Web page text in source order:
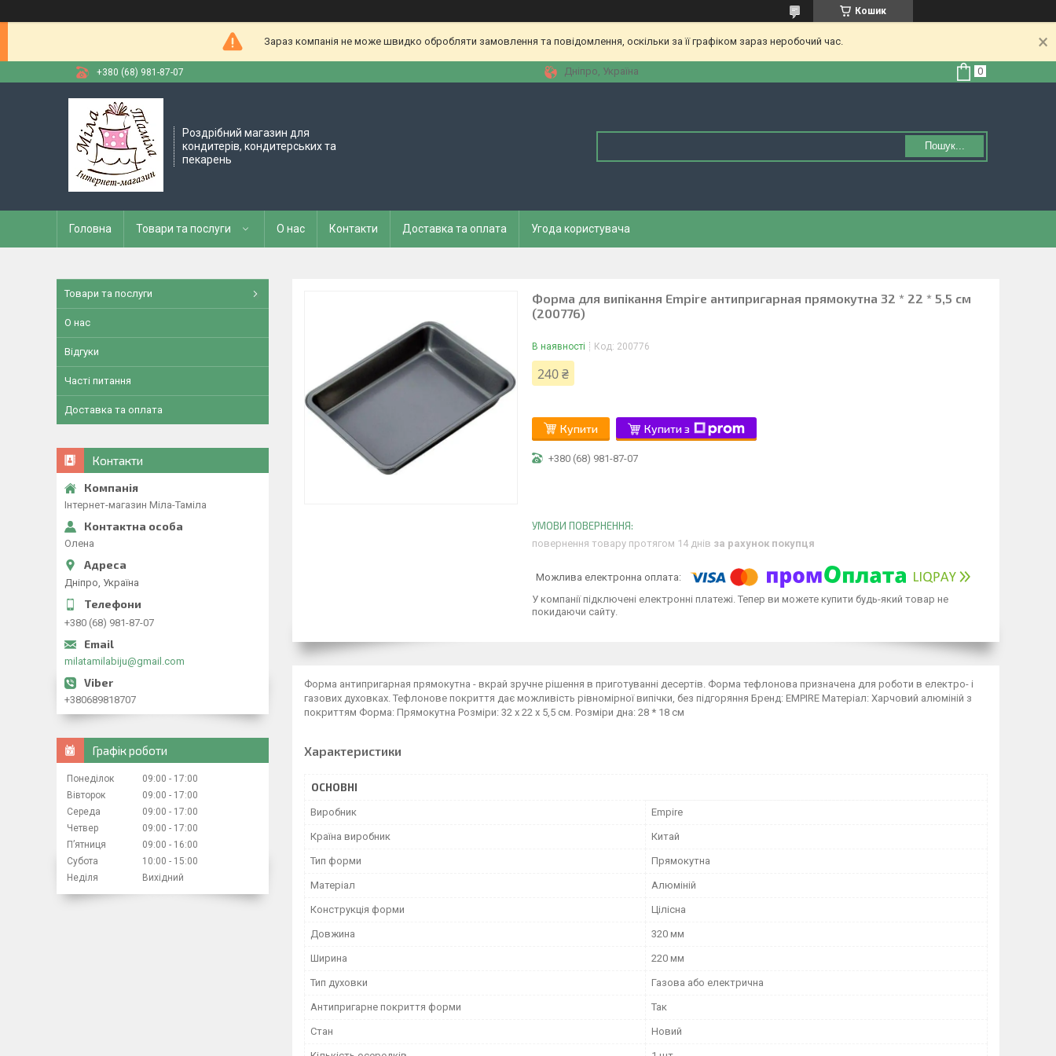
Кошик
Зараз компанія не може швидко обробляти замовлення та повідомлення, оскільки за її графіком зараз неробочий час.
+380 (68) 981-87-07 Дніпро, Україна
Роздрібний магазин для
кондитерів, кондитерських та
пекарень
Пошук...
Головна Товари та послуги О нас Контакти Доставка та оплата Угода користувача
Форма для випікання Empire антипригарная прямокутна 32 * 22 * 5,5 см
(200776)
В наявності Код: 200776
240 ₴
Купити Купити з
+380 (68) 981-87-07
повернення товару протягом 14 днів за рахунок покупця
У компанії підключені електронні платежі. Тепер ви можете купити будь-який товар не
покидаючи сайту.
Форма антипригарная прямокутна - вкрай зручне рішення в приготуванні десертів. Форма тефлонова призначена для роботи в електро- і
газових духовках. Тефлонове покриття дає можливість рівномірної випічки, без підгоряння Бренд: EMPIRE Матеріал: Харчовий алюміній з
покриттям Форма: Прямокутна Розміри: 32 х 22 х 5,5 см. Розміри дна: 28 * 18 см
Характеристики
ОСНОВНІ
Виробник Empire
Країна виробник Китай
Тип форми Прямокутна
Матеріал Алюміній
Конструкція форми Цілісна
Довжина 320 мм
Ширина 220 мм
Тип духовки Газова або електрична
Антипригарне покриття форми Так
Стан Новий
Товари та послуги
О нас
Відгуки
Часті питання
Доставка та оплата
Контакти
Інтернет-магазин Міла-Таміла
Олена
Дніпро, Україна
+380 (68) 981-87-07
milatamilabiju@gmail.com
+380689818707
Графік роботи
Понеділок 09:00
17:00
Вівторок
09:00
17:00
Середа
09:00
17:00
Четвер
09:00
17:00
Пʼятниця
09:00
16:00
Субота
10:00
15:00
Неділя
Вихідний